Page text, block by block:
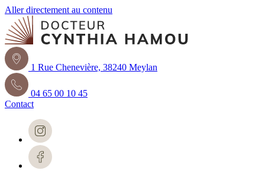
Aller directement au contenu
1 Rue Chenevière, 38240 Meylan
04 65 00 10 45
Contact